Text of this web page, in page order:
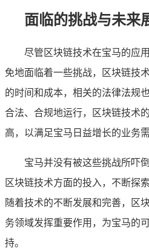
面临的挑战与未来
尽管区块链技术在宝马的应
免地面临着一些挑战，区块链技
的时间和成本，相关的法律法规
合法、合规地运行，区块链技术
高，以满足宝马日益增长的业务需
宝马并没有被这些挑战所吓
区块链技术方面的投入，不断探
随着技术的不断发展和完善，区
务领域发挥重要作用，为宝马的
持。